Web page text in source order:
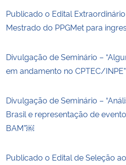
Publicado o Edital
Mestrado do PPGMet para
Divulgação de Seminário –
em andamento no CPTEC/INPE”
Divulgação de Seminário –
Brasil e representação de
BAM”￼
Publicado o Edital de Seleção